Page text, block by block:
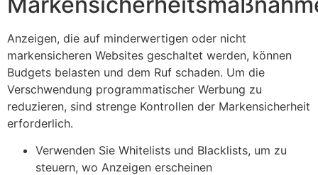
Anzeigen, die auf minderwertigen oder nicht
markensicheren Websites geschaltet werden, können
Budgets belasten und dem Ruf schaden. Um die
Verschwendung programmatischer Werbung zu
reduzieren, sind strenge Kontrollen der Markensicherheit
erforderlich.
Verwenden Sie Whitelists und Blacklists, um zu
steuern, wo Anzeigen erscheinen